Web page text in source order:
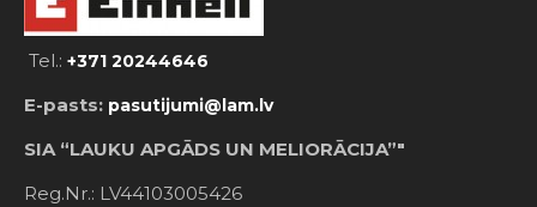
Tel.: +371 20244646
E-pasts: pasutijumi@lam.lv
SIA “LAUKU APGĀDS UN MELIORĀCIJA”"
Reg.Nr.: LV44103005426